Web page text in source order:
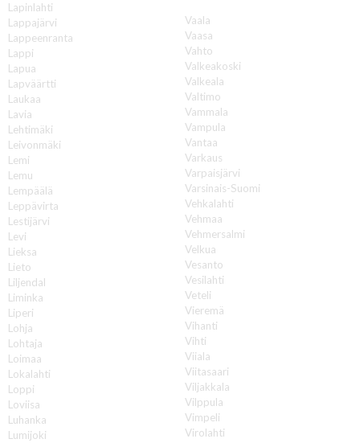
Lapinlahti
Lappajärvi
Lappeenranta
Lappi
Lapua
Lapväärtti
Laukaa
Lavia
Lehtimäki
Leivonmäki
Lemi
Lemu
Lempäälä
Leppävirta
Lestijärvi
Levi
Lieksa
Lieto
Liljendal
Liminka
Liperi
Lohja
Lohtaja
Loimaa
Lokalahti
Loppi
Loviisa
Luhanka
Lumijoki
Vaala
Vaasa
Vahto
Valkeakoski
Valkeala
Valtimo
Vammala
Vampula
Vantaa
Varkaus
Varpaisjärvi
Varsinais-Suomi
Vehkalahti
Vehmaa
Vehmersalmi
Velkua
Vesanto
Vesilahti
Veteli
Vieremä
Vihanti
Vihti
Viiala
Viitasaari
Viljakkala
Vilppula
Vimpeli
Virolahti